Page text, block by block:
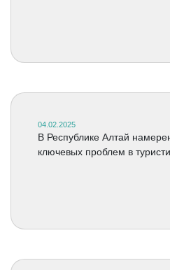
04.02.2025
В Республике Алтай
ключевых проблем в